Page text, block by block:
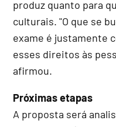
produz quanto para
culturais. "O que se
exame é justamente
esses direitos às
afirmou.
Próximas etapas
A proposta será